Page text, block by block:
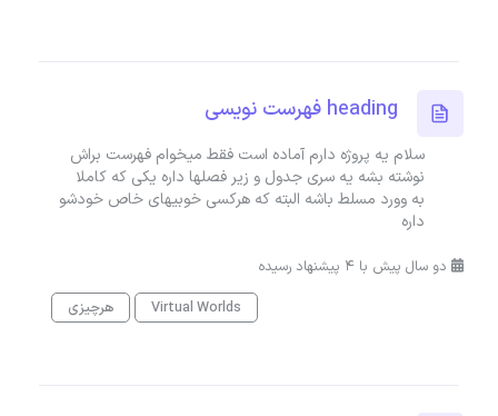
heading فهرست نویسی
سلام یه پروژه دارم آماده است فقط میخوام فهرست براش
نوشته بشه یه سری جدول و زیر فصلها داره یکی که کاملا
به وورد مسلط باشه البته که هرکسی خوبیهای خاص خودشو
داره
دو سال پیش با 4 پیشنهاد رسیده
Virtual Worlds
هرچیزی